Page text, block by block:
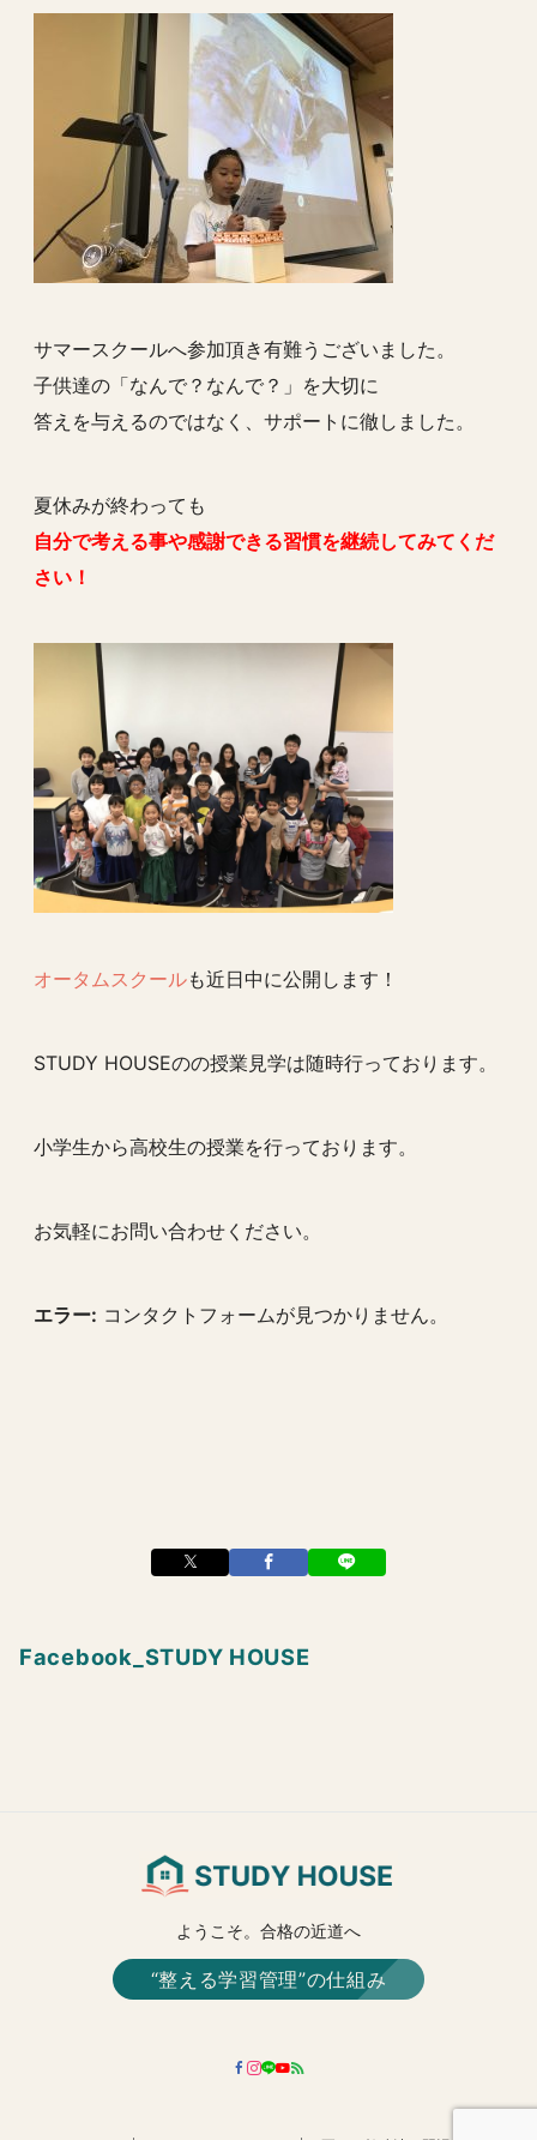
サマースクールへ参加頂き有難うございました。
子供達の「なんで？なんで？」を大切に
答えを与えるのではなく、サポートに徹しました。
夏休みが終わっても
自分で考える事や感謝できる習慣を継続してみてくだ
さい！
オータムスクールも近日中に公開します！
STUDY HOUSEのの授業見学は随時行っております。
小学生から高校生の授業を行っております。
お気軽にお問い合わせください。
エラー: コンタクトフォームが見つかりません。
Facebook_STUDY HOUSE
ようこそ。合格の近道へ
“整える学習管理”の仕組み